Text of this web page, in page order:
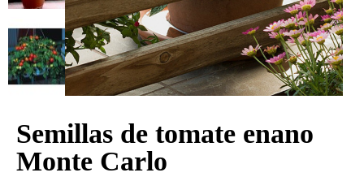
Semillas de tomate enano
Monte Carlo